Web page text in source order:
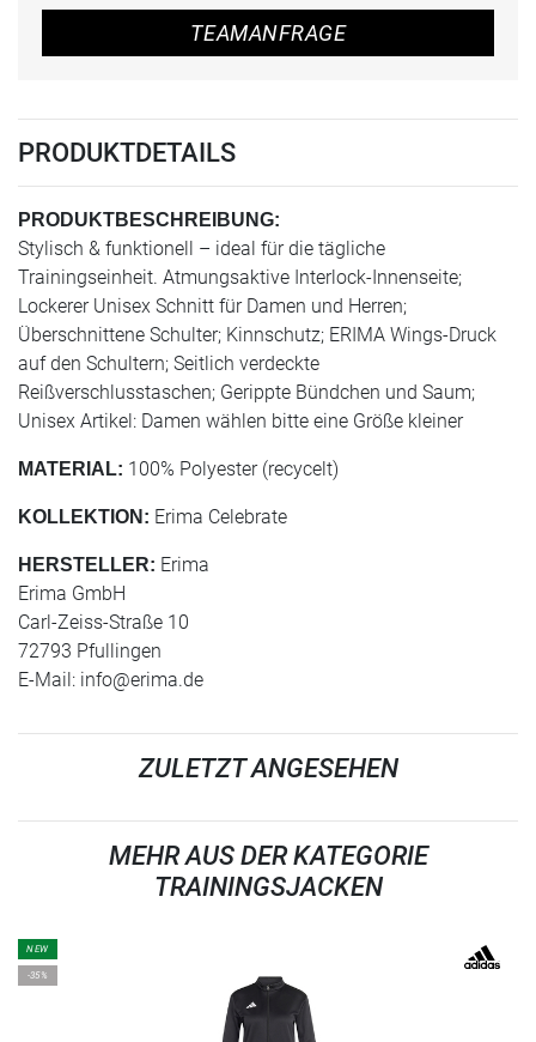
TEAMANFRAGE
PRODUKTDETAILS
PRODUKTBESCHREIBUNG:
Stylisch & funktionell – ideal für die tägliche
Trainingseinheit. Atmungsaktive Interlock-Innenseite;
Lockerer Unisex Schnitt für Damen und Herren;
Überschnittene Schulter; Kinnschutz; ERIMA Wings-Druck
auf den Schultern; Seitlich verdeckte
Reißverschlusstaschen; Gerippte Bündchen und Saum;
Unisex Artikel: Damen wählen bitte eine Größe kleiner
MATERIAL: 100% Polyester (recycelt)
KOLLEKTION: Erima Celebrate
HERSTELLER: Erima
Erima GmbH
Carl-Zeiss-Straße 10
72793 Pfullingen
E-Mail: info@erima.de
ZULETZT ANGESEHEN
MEHR AUS DER KATEGORIE
TRAININGSJACKEN
NEW
-35%